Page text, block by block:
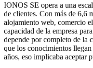
IONOS SE opera a una
de clientes. Con más de 6,6
alojamiento web, comercio
capacidad de la empresa
depende por completo de la
que los conocimientos
años, eso implicaba aceptar